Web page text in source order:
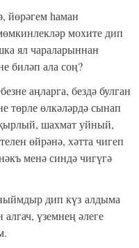
йөрәгем һаман
мохите дип
ял чараларыннан
биләп ала соң?
аңларга, бездә булган
төрле өлкәләрдә сынап
шахмат уйный,
өйрәнә, хәтта чигеп
менә синдә чигүгә
дип күз алдыма
үземнең әлеге